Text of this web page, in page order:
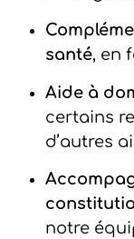
santé, en
Aide à
certains
d’autres
notre